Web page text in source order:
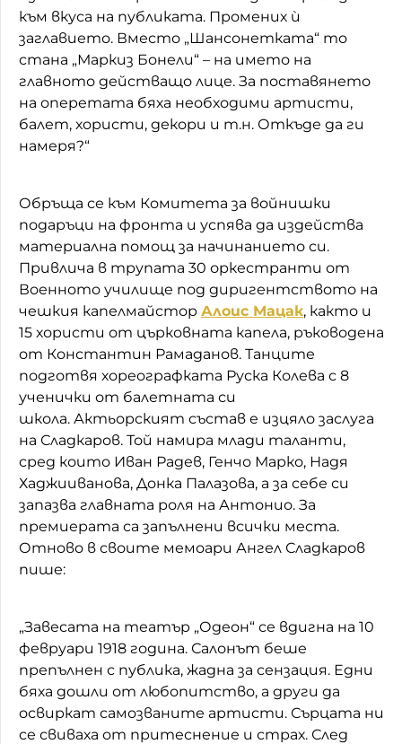
към вкуса на публиката. Промених ѝ
заглавието. Вместо „Шансонетката“ то
стана „Маркиз Бонели“ – на името на
главното действащо лице. За поставянето
на оперетата бяха необходими артисти,
балет, хористи, декори и т.н. Откъде да ги
намеря?“
Обръща се към Комитета за войнишки
подаръци на фронта и успява да издейства
материална помощ за начинанието си.
Привлича в трупата 30 оркестранти от
Военното училище под диригентството на
чешкия капелмайстор Алоис Мацак, както и
15 хористи от църковната капела, ръководена
от Константин Рамаданов. Танците
подготвя хореографката Руска Колева с 8
ученички от балетната си
школа. Актьорският състав е изцяло заслуга
на Сладкаров. Той намира млади таланти,
сред които Иван Радев, Генчо Марко, Надя
Хаджииванова, Донка Палазова, а за себе си
запазва главната роля на Антонио. За
премиерата са запълнени всички места.
Отново в своите мемоари Ангел Сладкаров
пише:
„Завесата на театър „Одеон“ се вдигна на 10
февруари 1918 година. Салонът беше
препълнен с публика, жадна за сензация. Едни
бяха дошли от любопитство, а други да
освиркат самозваните артисти. Сърцата ни
се свиваха от притеснение и страх. След